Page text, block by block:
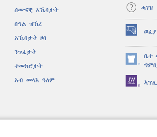
ሰሙናዊ ኣኼባታት
በዓል ዝኽሪ
ኣኼባታት ዞባ
ንጥፈታት
ተመክሮታት
ኣብ መላእ ዓለም
ሓገዝ
ወፈያ
(opens
new
window)ቤተ
(opens
new
window)